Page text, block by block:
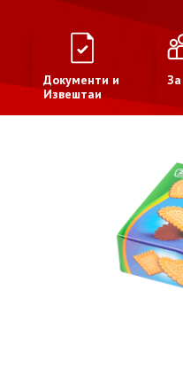
Документи и
Извештаи